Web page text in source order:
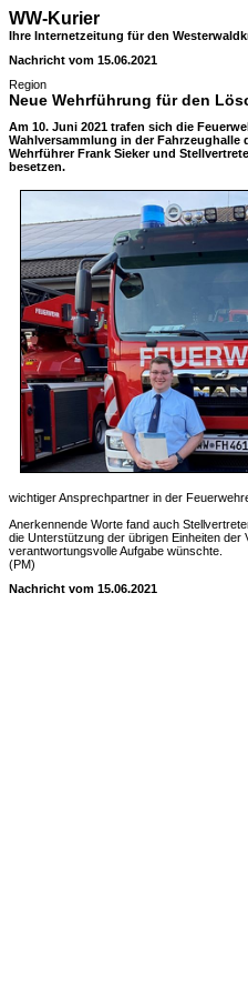
WW-Kurier
Ihre Internetzeitung für den
Nachricht vom 15.06.2021
Region
Neue Wehrführung für den
Am 10. Juni 2021 trafen sich die
Wahlversammlung in der Fahrzeughalle
Wehrführer Frank Sieker und
besetzen.
wichtiger Ansprechpartner in der
Anerkennende Worte fand auch
die Unterstützung der übrigen Einheiten
verantwortungsvolle Aufgabe wünschte.
(PM)
Nachricht vom 15.06.2021